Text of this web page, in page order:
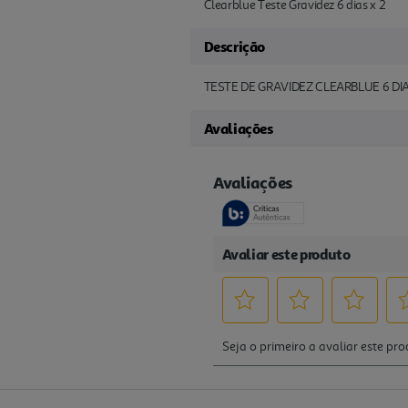
Clearblue Teste Gravidez 6 dias x 2
Descrição
TESTE DE GRAVIDEZ CLEARBLUE 6
Avaliações